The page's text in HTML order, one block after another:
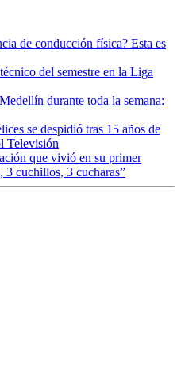
de conducción física? Esta es
del semestre en la Liga
durante toda la semana:
se despidió tras 15 años de
Televisión
que vivió en su primer
3 cuchillos, 3 cucharas”